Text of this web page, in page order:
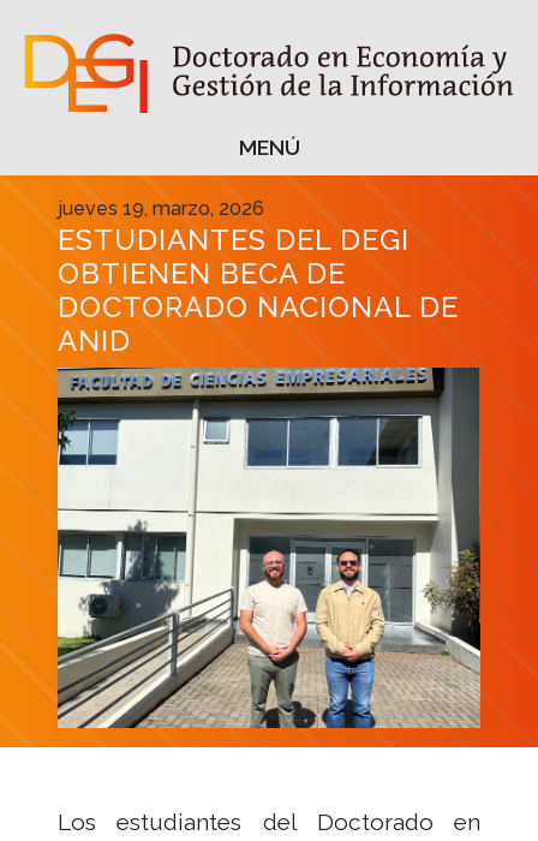
MENÚ
MENÚ
jueves 19, marzo, 2026
ESTUDIANTES DEL DEGI
OBTIENEN BECA DE
DOCTORADO NACIONAL DE
ANID
Los estudiantes del Doctorado en